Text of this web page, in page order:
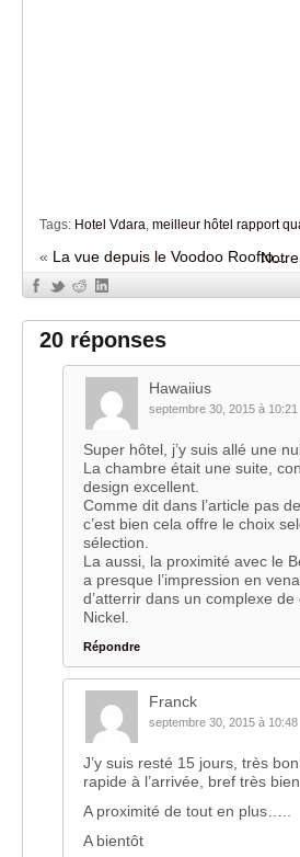
Tags: Hotel Vdara, meilleur hôtel rapport
« La vue depuis le Voodoo Roofto...
20 réponses
Hawaiius
septembre 30, 2015 à 10:21
Super hôtel, j’y suis allé une
La chambre était une suite,
design excellent.
Comme dit dans l’article pas
c’est bien cela offre le choix
sélection.
La aussi, la proximité avec le
a presque l’impression en
d’atterrir dans un complexe de
Nickel.
Répondre
Franck
septembre 30, 2015 à 10:48
J’y suis resté 15 jours, très
rapide à l’arrivée, bref très
A proximité de tout en plus…..
A bientôt